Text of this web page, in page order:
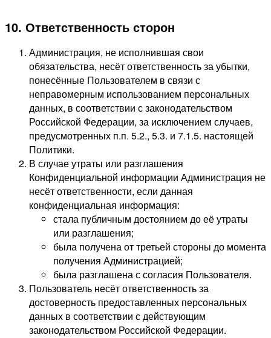
10. Ответственность сторон
Администрация, не исполнившая свои
обязательства, несёт ответственность за убытки,
понесённые Пользователем в связи с
неправомерным использованием персональных
данных, в соответствии с законодательством
Российской Федерации, за исключением случаев,
предусмотренных п.п. 5.2., 5.3. и 7.1.5. настоящей
Политики.
В случае утраты или разглашения
Конфиденциальной информации Администрация не
несёт ответственности, если данная
конфиденциальная информация:
стала публичным достоянием до её утраты
или разглашения;
была получена от третьей стороны до момента
получения Администрацией;
была разглашена с согласия Пользователя.
Пользователь несёт ответственность за
достоверность предоставленных персональных
данных в соответствии с действующим
законодательством Российской Федерации.